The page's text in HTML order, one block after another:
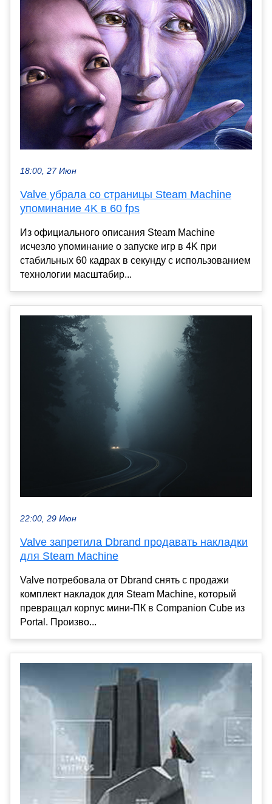
18:00, 27 Июн
Valve убрала со страницы Steam Machine
упоминание 4K в 60 fps
Из официального описания Steam Machine
исчезло упоминание о запуске игр в 4K при
стабильных 60 кадрах в секунду с использованием
технологии масштабир...
22:00, 29 Июн
Valve запретила Dbrand продавать накладки
для Steam Machine
Valve потребовала от Dbrand снять с продажи
комплект накладок для Steam Machine, который
превращал корпус мини-ПК в Companion Cube из
Portal. Произво...